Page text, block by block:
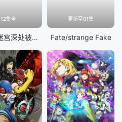
12集全
差点在迷宫深处被信任的伙伴杀掉，但靠着天赐技能「无限扭蛋」获得等级9999的伙伴，我要向前队友和世界展开复仇&amp;「给他们好看！」
更新至01集
Fate/strange Fake